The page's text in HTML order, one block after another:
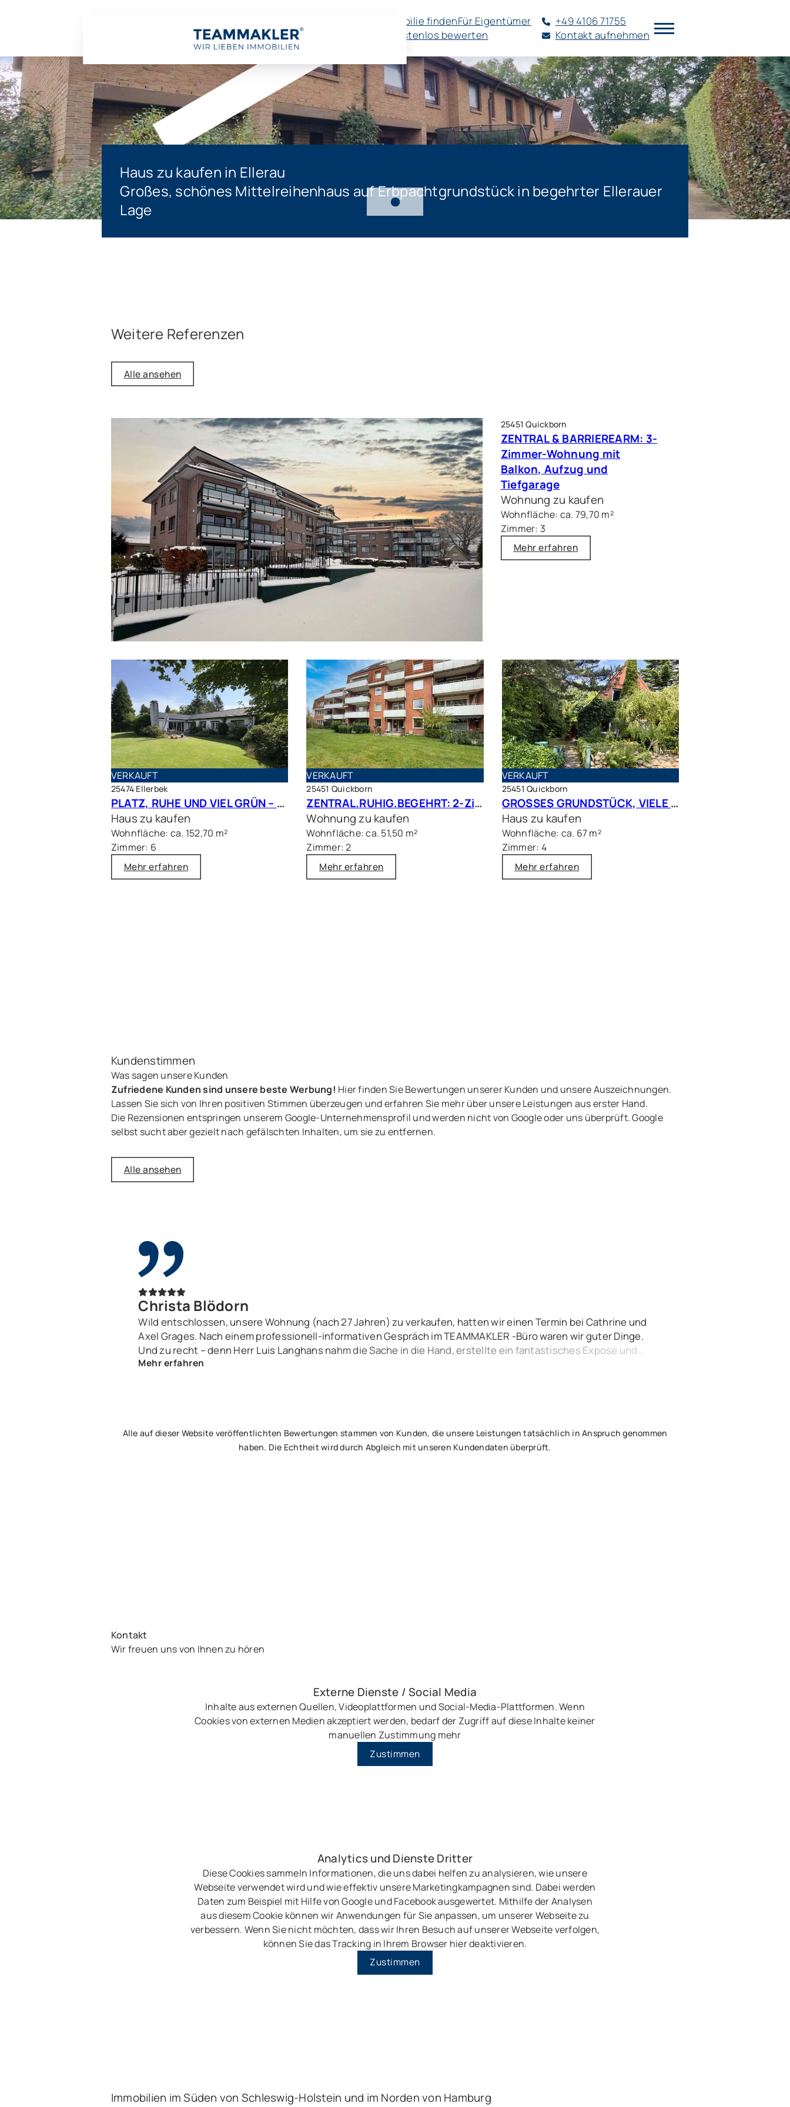
Immobilie findenFür Eigentümer
🚀 Kostenlos bewerten
+49 4106 71755
Kontakt aufnehmen
Verkauft
Haus zu kaufen in Ellerau
Großes, schönes Mittelreihenhaus auf Erbpachtgrundstück in begehrter Ellerauer
Lage
Weitere Referenzen
Alle ansehen
25451 Quickborn
ZENTRAL & BARRIEREARM: 3-
Zimmer-Wohnung mit
Balkon, Aufzug und
Tiefgarage
Wohnung zu kaufen
Wohnfläche: ca. 79,70 m²
Zimmer: 3
Mehr erfahren
VERKAUFT
25474 Ellerbek
PLATZ, RUHE UND VIEL GRÜN – großer Bungalow mit Traumgrundstück in bester Lage
Haus zu kaufen
Wohnfläche: ca. 152,70 m²
Zimmer: 6
Mehr erfahren
VERKAUFT
25451 Quickborn
ZENTRAL.RUHIG.BEGEHRT: 2-Zimmer Terrassenwohnung in beliebter Wohnlage
Wohnung zu kaufen
Wohnfläche: ca. 51,50 m²
Zimmer: 2
Mehr erfahren
VERKAUFT
25451 Quickborn
GROSSES GRUNDSTÜCK, VIELE MÖGLICHKEITEN – Charmantes Siedlungshaus in Top Lage
Haus zu kaufen
Wohnfläche: ca. 67 m²
Zimmer: 4
Mehr erfahren
Kundenstimmen
Was sagen unsere Kunden
Zufriedene Kunden sind unsere beste Werbung! Hier finden Sie Bewertungen unserer Kunden und unsere Auszeichnungen.
Lassen Sie sich von Ihren positiven Stimmen überzeugen und erfahren Sie mehr über unsere Leistungen aus erster Hand.
Die Rezensionen entspringen unserem Google-Unternehmensprofil und werden nicht von Google oder uns überprüft. Google
selbst sucht aber gezielt nach gefälschten Inhalten, um sie zu entfernen.
Alle ansehen
Christa Blödorn
Wild entschlossen, unsere Wohnung (nach 27 Jahren) zu verkaufen, hatten wir einen Termin bei Cathrine und
Axel Grages. Nach einem professionell-informativen Gespräch im TEAMMAKLER -Büro waren wir guter Dinge.
Und zu recht – denn Herr Luis Langhans nahm die Sache in die Hand, erstellte ein fantastisches Exposé und
wir waren über einen Link stets über alle Ereignisse und Aktivitäten informiert. Nur 2 Monate später saßen wir
Mehr erfahren
Alle auf dieser Website veröffentlichten Bewertungen stammen von Kunden, die unsere Leistungen tatsächlich in Anspruch genommen
haben. Die Echtheit wird durch Abgleich mit unseren Kundendaten überprüft.
Kontakt
Wir freuen uns von Ihnen zu hören
Externe Dienste / Social Media
Inhalte aus externen Quellen, Videoplattformen und Social-Media-Plattformen. Wenn
Cookies von externen Medien akzeptiert werden, bedarf der Zugriff auf diese Inhalte keiner
manuellen Zustimmung mehr
Zustimmen
Analytics und Dienste Dritter
Diese Cookies sammeln Informationen, die uns dabei helfen zu analysieren, wie unsere
Webseite verwendet wird und wie effektiv unsere Marketingkampagnen sind. Dabei werden
Daten zum Beispiel mit Hilfe von Google und Facebook ausgewertet. Mithilfe der Analysen
aus diesem Cookie können wir Anwendungen für Sie anpassen, um unserer Webseite zu
verbessern. Wenn Sie nicht möchten, dass wir Ihren Besuch auf unserer Webseite verfolgen,
können Sie das Tracking in Ihrem Browser hier deaktivieren.
Zustimmen
Immobilien im Süden von Schleswig-Holstein und im Norden von Hamburg